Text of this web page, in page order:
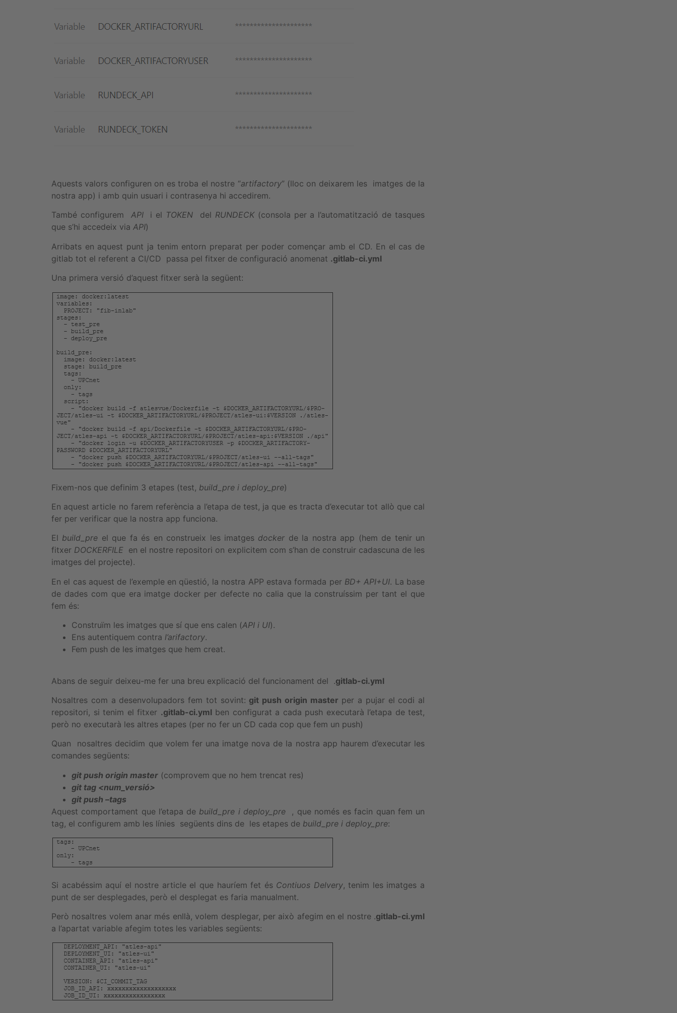
Aquests valors configuren on es troba el nostre “artifactory” (lloc on deixarem les imatges de la
nostra app) i amb quin usuari i contrasenya hi accedirem.
També configurem APIi el TOKEN del RUNDECK(consola per a l’automatització de tasques
que s’hi accedeix via API)
Arribats en aquest punt ja tenim entorn preparat per poder començar amb el CD. En el cas de
gitlab tot el referent a CI/CD passa pel fitxer de configuració anomenat .gitlab-ci.yml
Una primera versió d’aquest fitxer serà la següent:
Fixem-nos que definim 3 etapes (test, build_pre i deploy_pre)
En aquest article no farem referència a l’etapa de test, ja que es tracta d’executar tot allò que cal
fer per verificar que la nostra app funciona.
El build_pre el que fa és en construeix les imatges docker de la nostra app (hem de tenir un
fitxer DOCKERFILE en el nostre repositori on explicitem com s’han de construir cadascuna de les
imatges del projecte).
En el cas aquest de l’exemple en qüestió, la nostra APP estava formada per BD+ API+UI. La base
de dades com que era imatge docker per defecte no calia que la construíssim per tant el que
fem és:
Construïm les imatges que sí que ens calen (API i UI).
Ens autentiquem contra l’arifactory.
Fem push de les imatges que hem creat.
Abans de seguir deixeu-me fer una breu explicació del funcionament del .gitlab-ci.yml
Nosaltres com a desenvolupadors fem tot sovint: git push origin master per a pujar el codi al
repositori, si tenim el fitxer .gitlab-ci.yml ben configurat a cada push executarà l’etapa de test,
però no executarà les altres etapes (per no fer un CD cada cop que fem un push)
Quan nosaltres decidim que volem fer una imatge nova de la nostra app haurem d’executar les
comandes següents:
git push origin master (comprovem que no hem trencat res)
git tag <num_versió>
git push –tags
Aquest comportament que l’etapa de build_pre i deploy_pre, que només es facin quan fem un
tag, el configurem amb les línies següents dins de les etapes de build_pre i deploy_pre:
Si acabéssim aquí el nostre article el que hauríem fet és Contiuos Delvery, tenim les imatges a
punt de ser desplegades, però el desplegat es faria manualment.
Però nosaltres volem anar més enllà, volem desplegar, per això afegim en el nostre .gitlab-ci.yml
a l’apartat variable afegim totes les variables següents: